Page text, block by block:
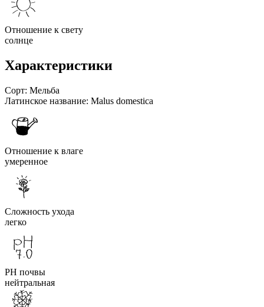
Отношение к свету
солнце
Характеристики
Сорт: Мельба
Латинское название: Malus domestica
Отношение к влаге
умеренное
Сложность ухода
легко
PH почвы
нейтральная